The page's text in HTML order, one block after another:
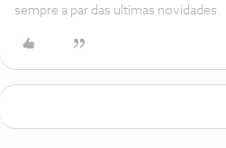
sempre a par das ultimas novidades.